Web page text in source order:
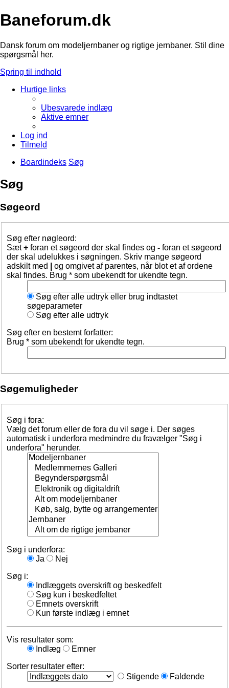
Baneforum.dk
Dansk forum om modeljernbaner og rigtige jernbaner. Stil dine
spørgsmål her.
Spring til indhold
Hurtige links
Ubesvarede indlæg
Aktive emner
Log ind
Tilmeld
Boardindeks Søg
Søg
Søgeord
Søg efter nøgleord:
Sæt+ foran et søgeord der skal findes og - foran et søgeord
der skal udelukkes i søgningen. Skriv mange søgeord
adskilt med
og omgivet af parentes, når blot et af ordene
skal findes. Brug * som ubekendt for ukendte tegn.
Søg efter alle udtryk eller brug indtastet
søgeparameter
Søg efter alle udtryk
Søg efter en bestemt forfatter:
Brug * som ubekendt for ukendte tegn.
Søgemuligheder
Søg i fora:
Vælg det forum eller de fora du vil søge i. Der søges
automatisk i underfora medmindre du fravælger "Søg i
underfora" herunder.
Søg i underfora:
Ja
Nej
Søg i:
Indlæggets overskrift og beskedfelt
Søg kun i beskedfeltet
Emnets overskrift
Kun første indlæg i emnet
Vis resultater som:
Indlæg
Emner
Sorter resultater efter:
Stigende
Faldende